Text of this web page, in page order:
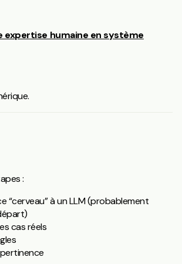
expertise humaine en système
:
“cerveau” à un LLM (probablement
cas réels